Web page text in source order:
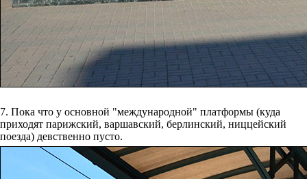
7. Пока что у основной "международной" платформы (куда
приходят парижский, варшавский, берлинский, ниццейский
поезда) девственно пусто.